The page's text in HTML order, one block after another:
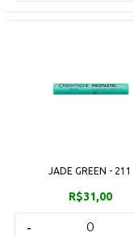
JADE GREEN - 211
R$31,00
-